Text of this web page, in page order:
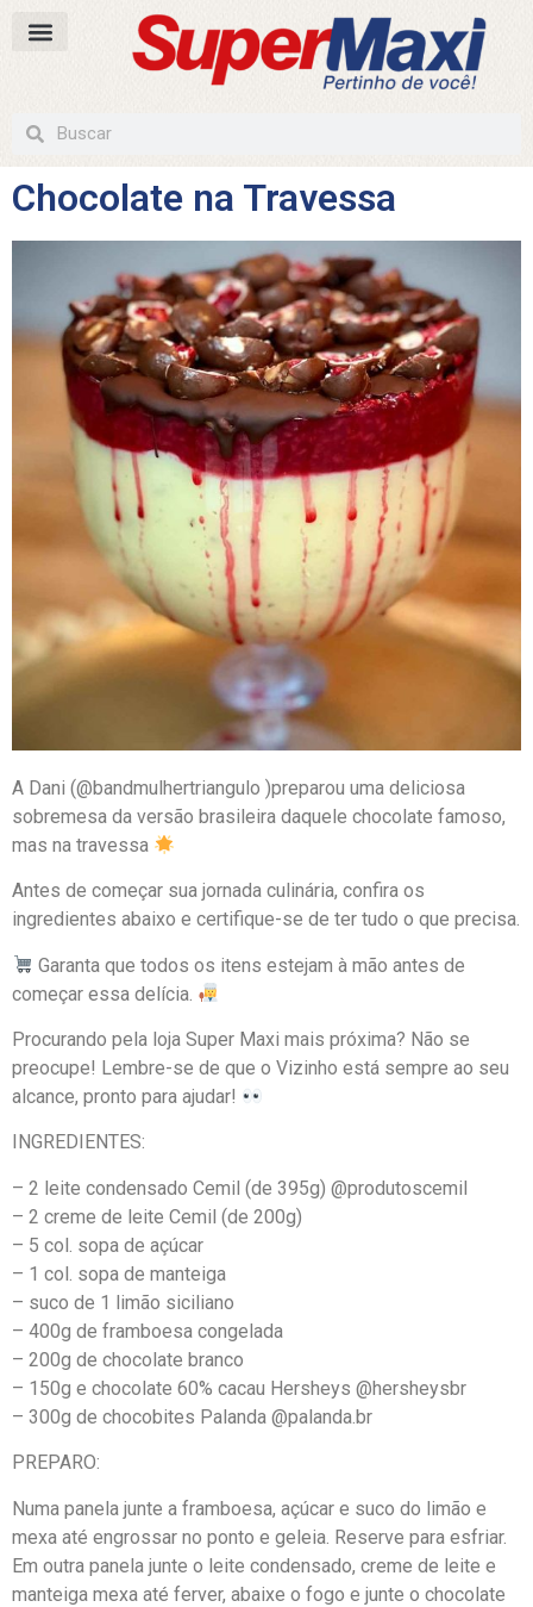
Chocolate na Travessa
A Dani (@bandmulhertriangulo )preparou uma deliciosa
sobremesa da versão brasileira daquele chocolate famoso,
mas na travessa
Antes de começar sua jornada culinária, confira os
ingredientes abaixo e certifique-se de ter tudo o que precisa.
Garanta que todos os itens estejam à mão antes de
começar essa delícia.
Procurando pela loja Super Maxi mais próxima? Não se
preocupe! Lembre-se de que o Vizinho está sempre ao seu
alcance, pronto para ajudar!
INGREDIENTES:
– 2 leite condensado Cemil (de 395g) @produtoscemil
– 2 creme de leite Cemil (de 200g)
– 5 col. sopa de açúcar
– 1 col. sopa de manteiga
– suco de 1 limão siciliano
– 400g de framboesa congelada
– 200g de chocolate branco
– 150g e chocolate 60% cacau Hersheys @hersheysbr
– 300g de chocobites Palanda @palanda.br
PREPARO:
Numa panela junte a framboesa, açúcar e suco do limão e
mexa até engrossar no ponto e geleia. Reserve para esfriar.
Em outra panela junte o leite condensado, creme de leite e
manteiga mexa até ferver, abaixe o fogo e junte o chocolate